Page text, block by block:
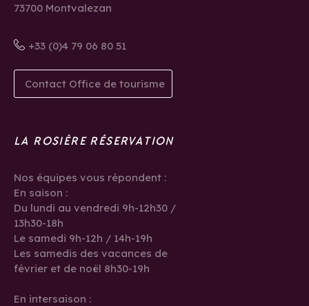
73700 Montvalezan
+33 (0)4 79 06 80 51
Contact Office de tourisme
LA ROSIÈRE RÉSERVATION
Nos équipes vous répondent :
En saison :
Du lundi au vendredi 9h-12h30 /
13h30-18h
Le samedi 9h-12h / 14h-19h
Les samedis des vacances de
février et de noël 8h30-19h
En intersaison :